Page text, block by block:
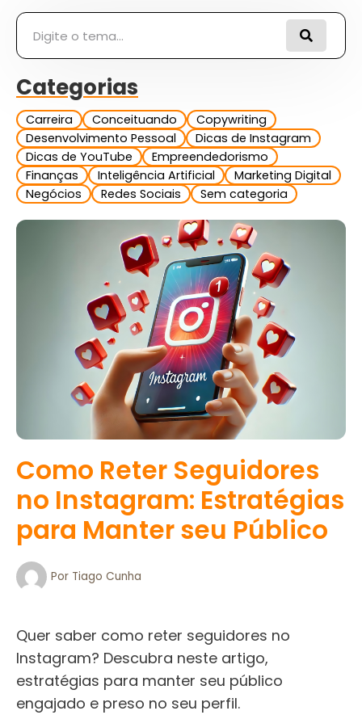
Como Reter Seguidores
no Instagram: Estratégias
para Manter seu Público
Por Tiago Cunha
Quer saber como reter seguidores no
Instagram? Descubra neste artigo,
estratégias para manter seu público
engajado e preso no seu perfil.
Pesquisar
Categorias
Carreira Conceituando
Copywriting
Desenvolvimento Pessoal
Dicas de Instagram
Dicas de YouTube
Empreendedorismo
Finanças
Inteligência Artificial
Marketing Digital
Negócios
Redes Sociais Sem categoria